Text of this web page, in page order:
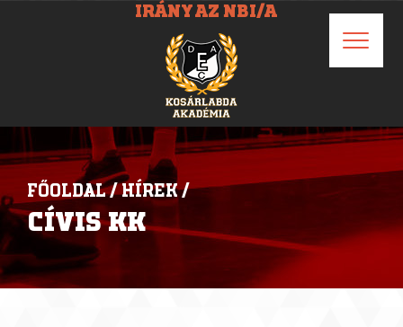
IRÁNY AZ NBI/A
FŐOLDAL / HÍREK /
CÍVIS KK